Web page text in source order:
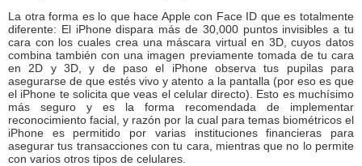
La otra forma es lo que hace Apple con Face ID que es totalmente
diferente: El iPhone dispara más de 30,000 puntos invisibles a tu
cara con los cuales crea una máscara virtual en 3D, cuyos datos
combina también con una imagen previamente tomada de tu cara
en 2D y 3D, y de paso el iPhone observa tus pupilas para
asegurarse de que estés vivo y atento a la pantalla (por eso es que
el iPhone te solicita que veas el celular directo). Esto es muchísimo
más seguro y es la forma recomendada de implementar
reconocimiento facial, y razón por la cual para temas biométricos el
iPhone es permitido por varias instituciones financieras para
asegurar tus transacciones con tu cara, mientras que no lo permite
con varios otros tipos de celulares.